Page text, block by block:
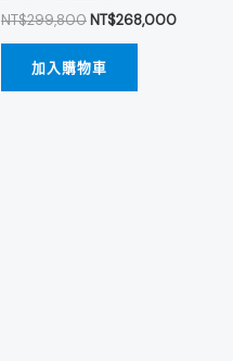
NT$299,800 NT$268,000
加入購物車